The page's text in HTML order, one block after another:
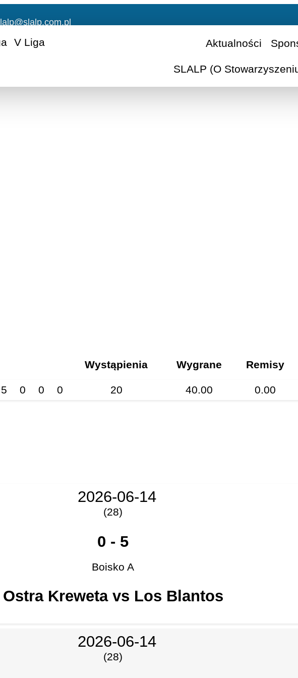
V Liga Aktualności
SLALP (O
Wystąpienia Wygrane Remisy
5 0 0 0 20 40.00 0.00
2026-06-14
(28)
0 - 5
Boisko A
Ostra Kreweta vs Los Blantos
2026-06-14
(28)